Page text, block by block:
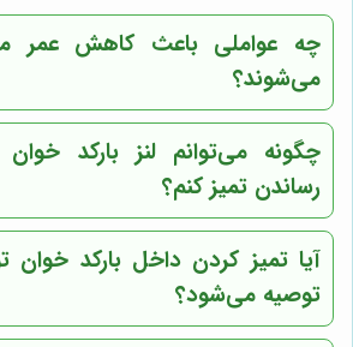
چه عواملی باعث کاهش عمر
می‌شوند؟
چگونه می‌توانم لنز بارکد
رساندن تمیز کنم؟
آیا تمیز کردن داخل بارکد خوان
توصیه می‌شود؟